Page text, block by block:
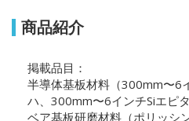
商品紹介
掲載品目：
半導体基板材料（300mm〜6
ハ、300mm〜6インチSiエピ
ベア基板研磨材料（ポリッシ